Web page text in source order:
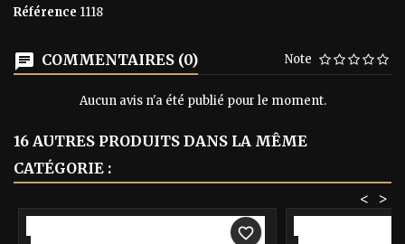
Référence 1118
COMMENTAIRES (0) Note
Aucun avis n'a été publié pour le moment.
16 AUTRES PRODUITS DANS LA MÊME
CATÉGORIE :
>
<
favorite_border